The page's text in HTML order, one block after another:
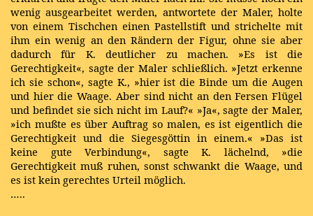
wenig ausgearbeitet werden, antwortete der Maler, holte
von einem Tischchen einen Pastellstift und strichelte mit
ihm ein wenig an den Rändern der Figur, ohne sie aber
dadurch für K. deutlicher zu machen. »Es ist die
Gerechtigkeit«, sagte der Maler schließlich. »Jetzt erkenne
ich sie schon«, sagte K., »hier ist die Binde um die Augen
und hier die Waage. Aber sind nicht an den Fersen Flügel
und befindet sie sich nicht im Lauf?« »Ja«, sagte der Maler,
»ich mußte es über Auftrag so malen, es ist eigentlich die
Gerechtigkeit und die Siegesgöttin in einem.« »Das ist
keine gute Verbindung«, sagte K. lächelnd, »die
Gerechtigkeit muß ruhen, sonst schwankt die Waage, und
es ist kein gerechtes Urteil möglich.
…..